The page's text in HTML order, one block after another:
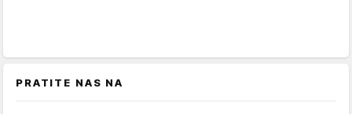
PRATITE NAS NA